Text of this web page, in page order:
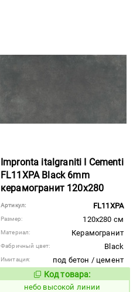
Impronta italgraniti I Cementi
FL11XPA Black 6mm
керамогранит 120x280
Артикул: FL11XPA
Размер: 120x280 см
Материал: Керамогранит
Фабричный цвет: Black
Имитация:
под бетон / цемент
Код товара:
1111419 Код товара:
небо высокой линии